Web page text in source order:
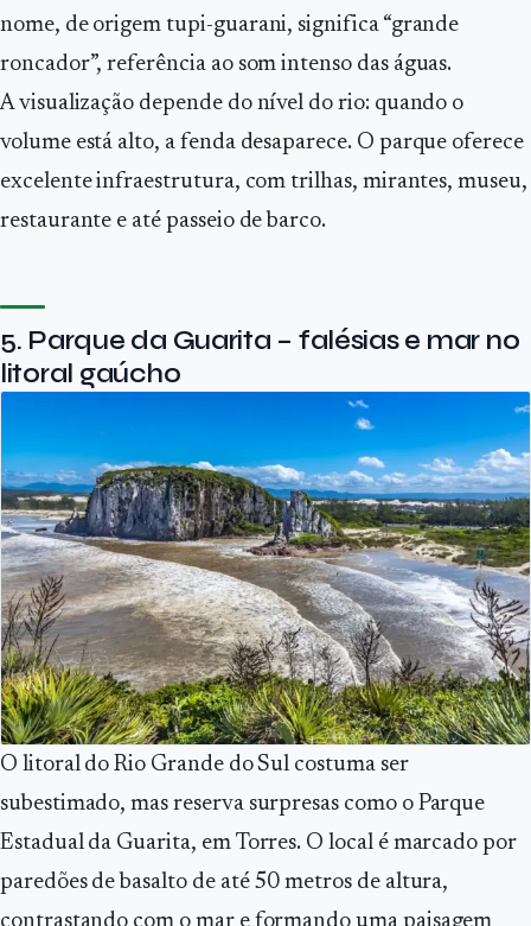
nome, de origem tupi-guarani, significa “grande
roncador”, referência ao som intenso das águas.
A visualização depende do nível do rio: quando o
volume está alto, a fenda desaparece. O parque oferece
excelente infraestrutura, com trilhas, mirantes, museu,
restaurante e até passeio de barco.
5. Parque da Guarita – falésias e mar no
litoral gaúcho
O litoral do Rio Grande do Sul costuma ser
subestimado, mas reserva surpresas como o Parque
Estadual da Guarita, em Torres. O local é marcado por
paredões de basalto de até 50 metros de altura,